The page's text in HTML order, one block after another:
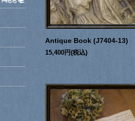
Antique Book (J7404-13)
15,400円(税込)